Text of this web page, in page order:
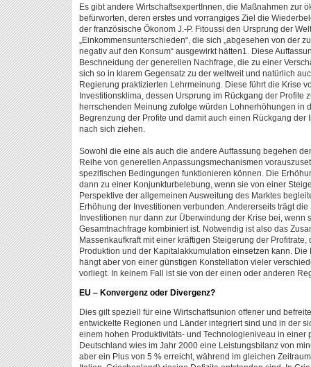
Es gibt andere Wirtschaftsexpert­Innen, die Maßnahmen zur
befürworten, deren erstes und vorrangiges Ziel die
der französische Ökonom J.-P. Fitoussi den Ursprung der
„Einkommensunterschieden“, die sich „abgesehen von der
negativ auf den Konsum“ ausgewirkt hätten1. Diese
Beschneidung der generellen Nachfrage, die zu einer
sich so in klarem Gegensatz zu der weltweit und natürlich
Regierung praktizierten Lehrmeinung. Die­se führt die Krise
Investitionsklima, dessen Ursprung im Rückgang der Profite
herrschenden Meinung zufolge würden Lohnerhöhungen in
Begrenzung der Profite und damit auch einen Rückgang der
nach sich ziehen.
Sowohl die eine als auch die andere Auffassung begehen
Reihe von generellen Anpassungsmechanismen
spezifischen Bedingungen funktionieren können. Die
dann zu einer Konjunkturbelebung, wenn sie von einer
Perspektive der allgemeinen Ausweitung des Marktes
Erhöhung der Investitionen verbunden. Andererseits trägt
Investitionen nur dann zur Überwindung der Krise bei, wenn
Gesamtnachfrage kombiniert ist. Notwendig ist also das
Massenkaufkraft mit einer kräftigen Steigerung der
Produktion und der Kapitalakkumulation einsetzen kann.
hängt aber von einer günstigen Konstellation vieler
vorliegt. In keinem Fall ist sie von der einen oder anderen
EU – Konvergenz oder Divergenz?
Dies gilt speziell für eine Wirtschaftsunion offener und
entwickelte Regionen und Länder integriert sind und in der
einem hohen Produktivitäts- und Technologieniveau in einer
Deutschland wies im Jahr 2000 eine Leistungsbilanz von
aber ein Plus von 5 % erreicht, während im gleichen